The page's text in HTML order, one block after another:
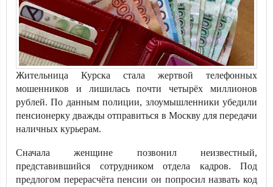
Жительница Курска стала жертвой телефонных
мошенников и лишилась почти четырёх миллионов
рублей. По данным полиции, злоумышленники убедили
пенсионерку дважды отправиться в Москву для передачи
наличных курьерам.
Сначала женщине позвонил неизвестный,
представившийся сотрудником отдела кадров. Под
предлогом перерасчёта пенсии он попросил назвать код